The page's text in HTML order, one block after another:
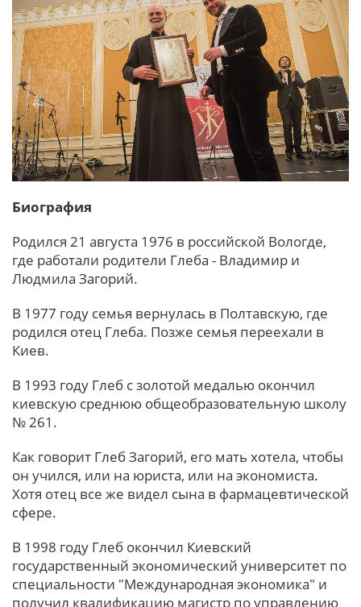
Биография
Родился 21 августа 1976 в российской Вологде,
где работали родители Глеба - Владимир и
Людмила Загорий.
В 1977 году семья вернулась в Полтавскую, где
родился отец Глеба. Позже семья переехали в
Киев.
В 1993 году Глеб с золотой медалью окончил
киевскую среднюю общеобразовательную школу
№ 261.
Как говорит Глеб Загорий, его мать хотела, чтобы
он учился, или на юриста, или на экономиста.
Хотя отец все же видел сына в фармацевтической
сфере.
В 1998 году Глеб окончил Киевский
государственный экономический университет по
специальности "Международная экономика" и
получил квалификацию магистр по управлению